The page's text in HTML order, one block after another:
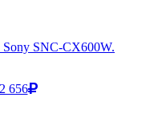
Sony SNC-CX600W.
656